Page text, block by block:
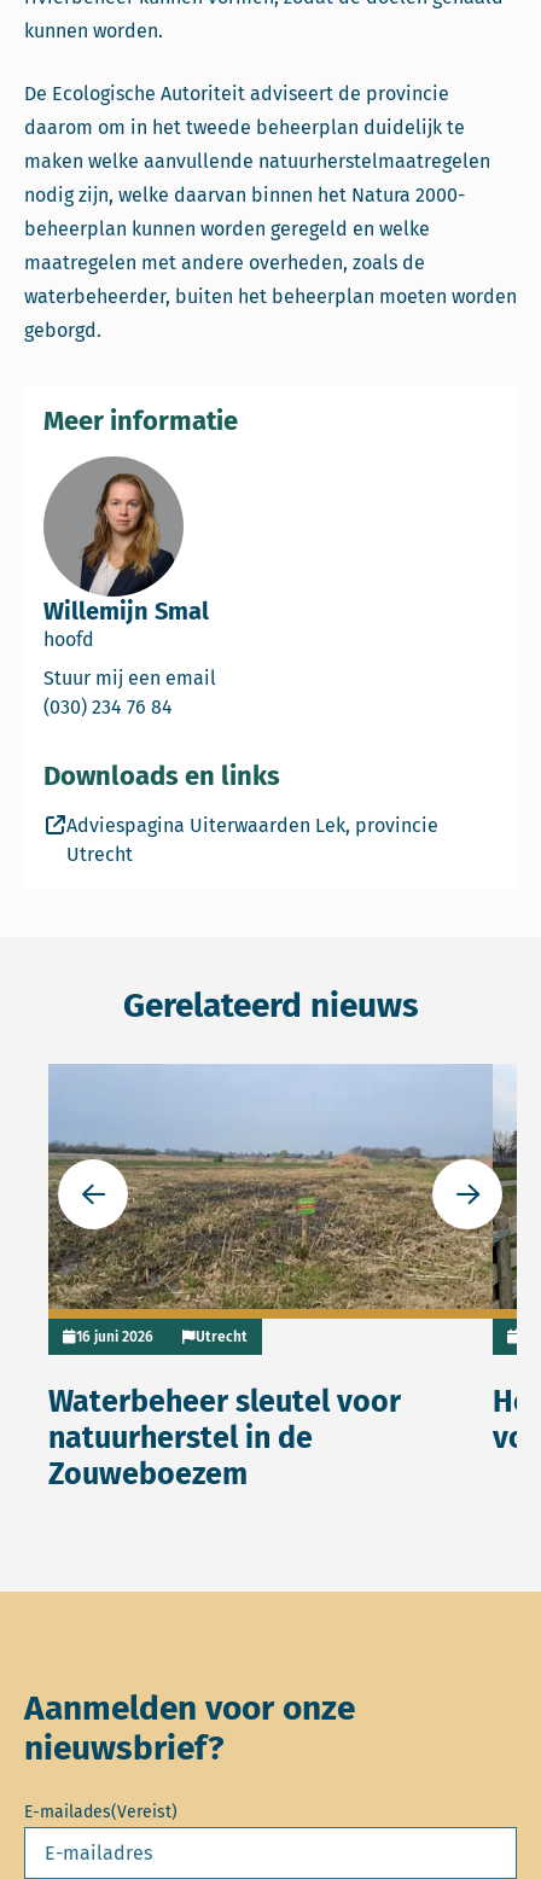
kunnen worden.
De Ecologische Autoriteit adviseert de provincie
daarom om in het tweede beheerplan duidelijk te
maken welke aanvullende natuurherstelmaatregelen
nodig zijn, welke daarvan binnen het Natura 2000-
beheerplan kunnen worden geregeld en welke
maatregelen met andere overheden, zoals de
waterbeheerder, buiten het beheerplan moeten worden
geborgd.
Willemijn Smal
hoofd
Stuur mij een email
(030) 234 76 84
Meer informatie
Downloads en links
Adviespagina Uiterwaarden Lek, provincie
Utrecht
Gerelateerd nieuws
Waterbeheer sleutel voor
natuurherstel in de
Zouweboezem
16 juni 2026 Utrecht
Ga
Ga naar de vorige slide
Aanmelden voor onze
nieuwsbrief?
E-mailades(Vereist)